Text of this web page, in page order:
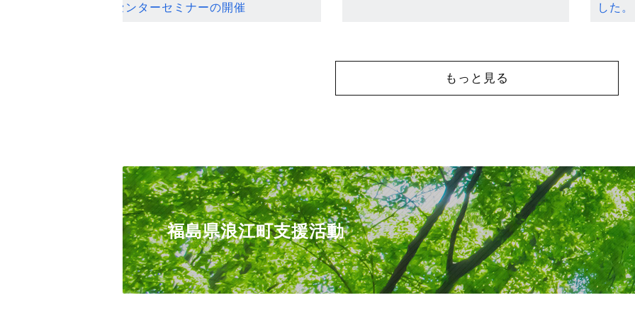
ンセンターセミナーの開催 した。
もっと見る
福島県浪江町支援活動